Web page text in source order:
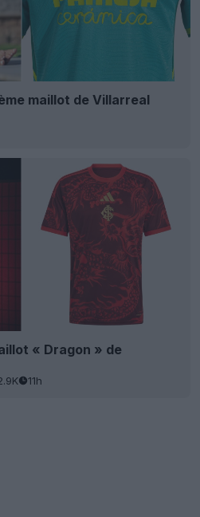
maillot de Villarreal
« Dragon » de
11h